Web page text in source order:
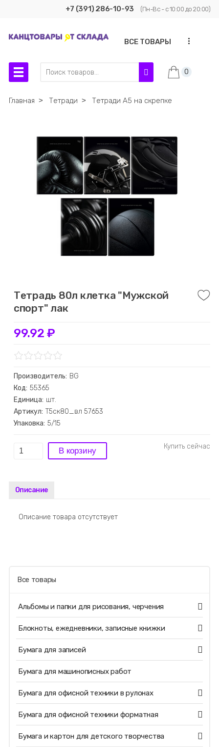
+7 (391) 286-10-93 (Пн-Вс - с 10:00 до 20:00)
ВСЕ ТОВАРЫ ...
0
Главная ˃ Тетради ˃ Тетради А5 на скрепке
Тетрадь 80л клетка "Мужской
спорт" лак
99.92 ₽
Производитель: BG
Код: 55365
Единица: шт.
Артикул: Т5ск80_вл 57653
Упаковка: 5/15
Описание
Описание товара отсутствует
Все товары
Альбомы и папки для рисования, черчения
Блокноты, ежедневники, записные книжки
Бумага для записей
Бумага для машинописных работ
Бумага для офисной техники в рулонах
Бумага для офисной техники форматная
Бумага и картон для детского творчества